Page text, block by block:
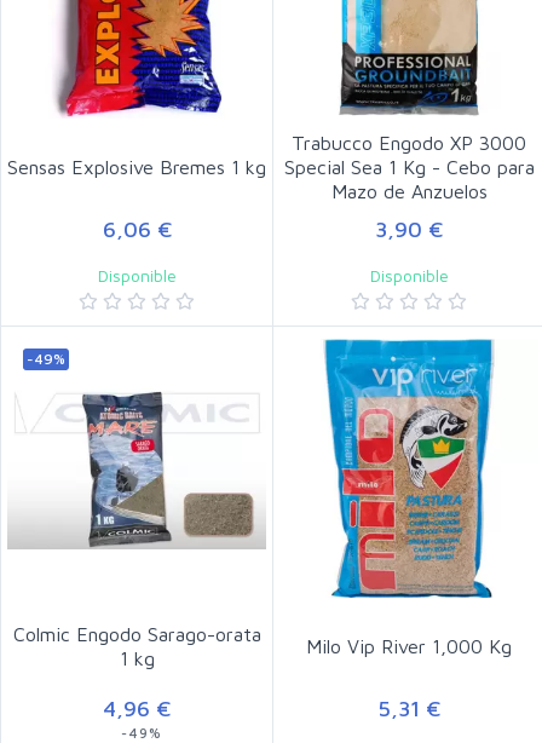
Sensas Explosive Bremes 1 kg
6,06 €
Disponible
Trabucco Engodo XP 3000
Special Sea 1 Kg - Cebo para
Mazo de Anzuelos
3,90 €
Disponible
-49%
Colmic Engodo Sarago-orata
1 kg
4,96 €
-49%
Milo Vip River 1,000 Kg
5,31 €